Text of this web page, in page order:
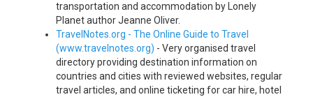
transportation and accommodation by Lonely
Planet author Jeanne Oliver.
TravelNotes.org - The Online Guide to Travel
(www.travelnotes.org) - Very organised travel
directory providing destination information on
countries and cities with reviewed websites, regular
travel articles, and online ticketing for car hire, hotel